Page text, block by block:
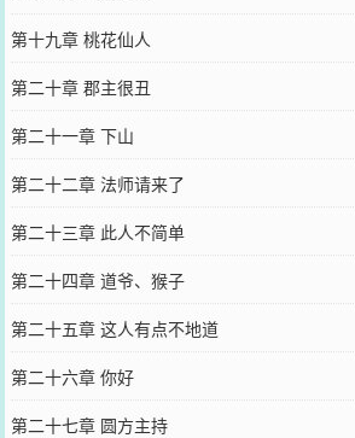
第十九章 桃花仙人
第二十章 郡主很丑
第二十一章 下山
第二十二章 法师请来了
第二十三章 此人不简单
第二十四章 道爷、猴子
第二十五章 这人有点不地道
第二十六章 你好
第二十七章 圆方主持